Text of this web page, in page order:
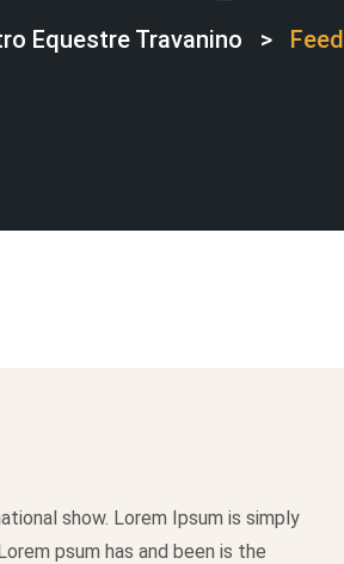
Equestre Travanino > Feed
show. Lorem Ipsum is simply
psum has and been is the